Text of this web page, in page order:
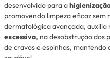
desenvolvido para a
promovendo limpeza eficaz sem
dermatológica avançada, auxilia
excessiva, na desobstrução dos
de cravos e espinhas,